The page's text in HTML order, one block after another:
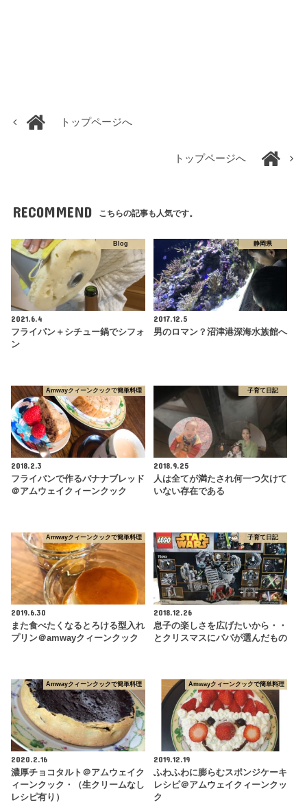
トップページへ
トップページへ
RECOMMEND こちらの記事も人気です。
Blog
2021.6.4
フライパン＋シチュー鍋でシフォ
ン
静岡県
2017.12.5
男のロマン？沼津港深海水族館へ
Amwayクィーンクックで簡単料理
2018.2.3
フライパンで作るバナナブレッド
＠アムウェイクィーンクック
子育て日記
2018.9.25
人は全てが満たされ何一つ欠けて
いない存在である
Amwayクィーンクックで簡単料理
2019.6.30
また食べたくなるとろける型入れ
プリン＠amwayクィーンクック
子育て日記
2018.12.26
息子の楽しさを広げたいから・・
とクリスマスにパパが選んだもの
Amwayクィーンクックで簡単料理
2020.2.16
濃厚チョコタルト＠アムウェイク
ィーンクック・（生クリームなし
レシピ有り）
Amwayクィーンクックで簡単料理
2019.12.19
ふわふわに膨らむスポンジケーキ
レシピ＠アムウェイクィーンクッ
ク